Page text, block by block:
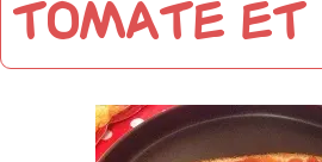
tomate et